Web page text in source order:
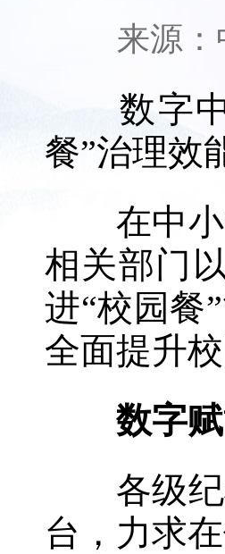
来源：
数字中
餐”治理效
在中小学
相关部门
进“校园餐
全面提升
数字赋
各级纪检
台，力求